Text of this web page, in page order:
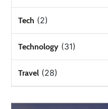
Tech (2)
Technology (31)
Travel (28)